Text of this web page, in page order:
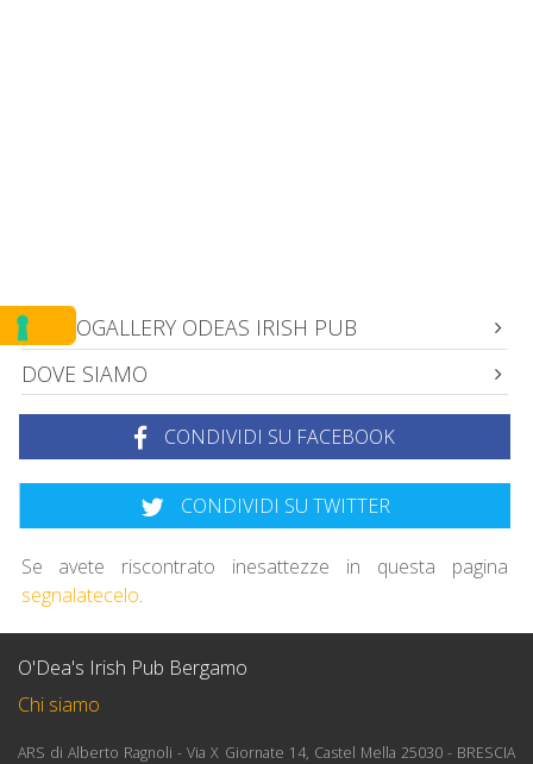
PHOTOGALLERY ODEAS IRISH PUB
DOVE SIAMO
CONDIVIDI SU FACEBOOK
CONDIVIDI SU TWITTER
Se avete riscontrato inesattezze in questa pagina
segnalatecelo.
O'Dea's Irish Pub Bergamo
Chi siamo
ARS di Alberto Ragnoli - Via X Giornate 14, Castel Mella 25030 - BRESCIA